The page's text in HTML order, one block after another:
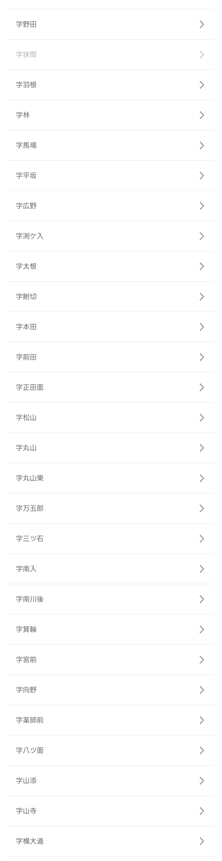
字野田
字狭間
字羽根
字林
字馬場
字平坂
字広野
字渕ケ入
字太根
字鮒切
字本田
字前田
字正田面
字松山
字丸山
字丸山東
字万五郎
字三ツ石
字南入
字南川後
字箕輪
字宮前
字向野
字薬師前
字八ツ面
字山添
字山寺
字横大道